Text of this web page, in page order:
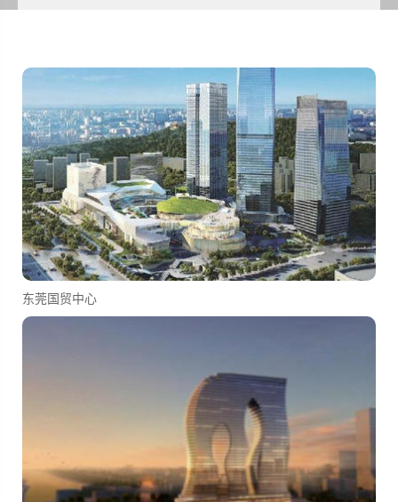
东莞国贸中心